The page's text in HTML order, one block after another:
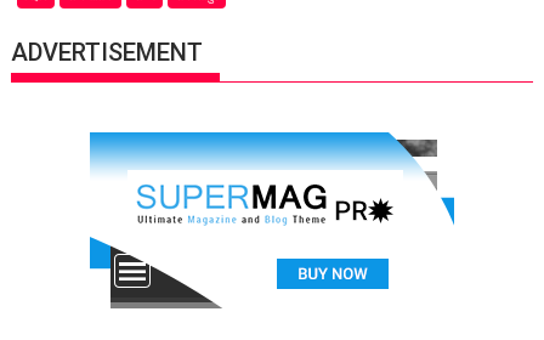
ADVERTISEMENT